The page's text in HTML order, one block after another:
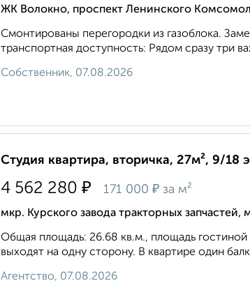
ЖК Волокно, проспект Ленинского
Смонтированы перегородки из газоблока.
транспортная доступность: Рядом сразу три
Собственник, 07.08.2026
Студия квартира, вторичка, 27м², 9/18
4 562 280 ₽ 171 000 ₽ за м²
мкр. Курского завода тракторных
Общая площадь: 26.68 кв.м., площадь
выходят на одну сторону. В квартире один
Агентство, 07.08.2026